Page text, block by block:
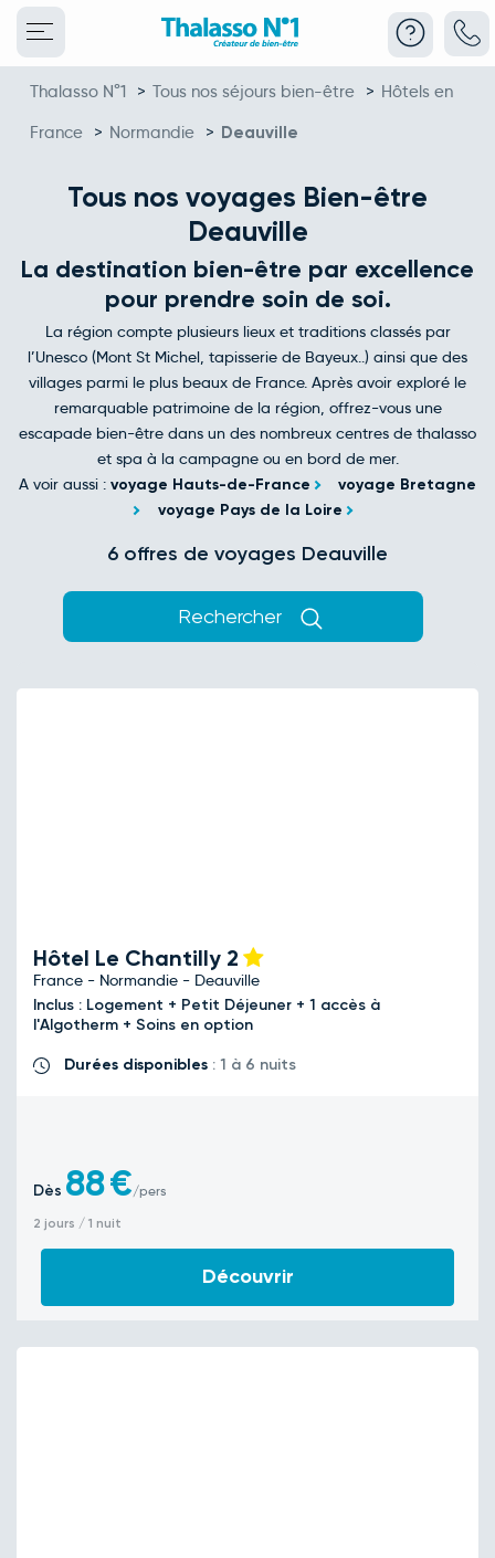
Thalasso N°1 > Tous nos séjours bien-être > Hôtels en
France > Normandie > Deauville
Tous nos voyages Bien-être
Deauville
La destination bien-être par excellence
pour prendre soin de soi.
La région compte plusieurs lieux et traditions classés par
l’Unesco (Mont St Michel, tapisserie de Bayeux..) ainsi que des
villages parmi le plus beaux de France. Après avoir exploré le
remarquable patrimoine de la région, offrez-vous une
escapade bien-être dans un des nombreux centres de thalasso
et spa à la campagne ou en bord de mer.
A voir aussi : voyage Hauts-de-France
voyage Bretagne
voyage Pays de la Loire
6 offres de voyages Deauville
Rechercher
Hôtel Le Chantilly 2
France - Normandie - Deauville
Inclus : Logement + Petit Déjeuner + 1 accès à
l'Algotherm + Soins en option
Durées disponibles : 1 à 6 nuits
Dès 88€/pers
2 jours / 1 nuit
Découvrir